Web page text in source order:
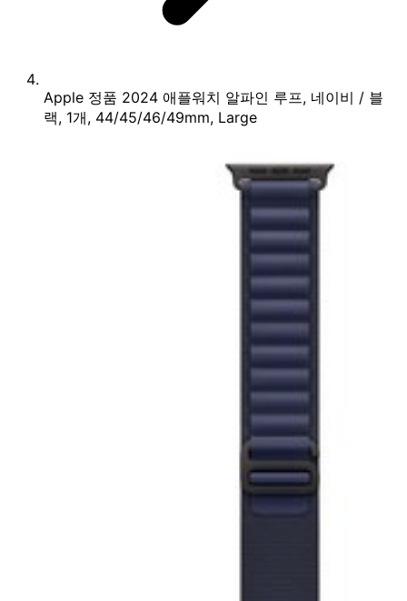
Apple 정품 2024 애플워치 알파인 루프, 네이비 / 블
랙, 1개, 44/45/46/49mm, Large